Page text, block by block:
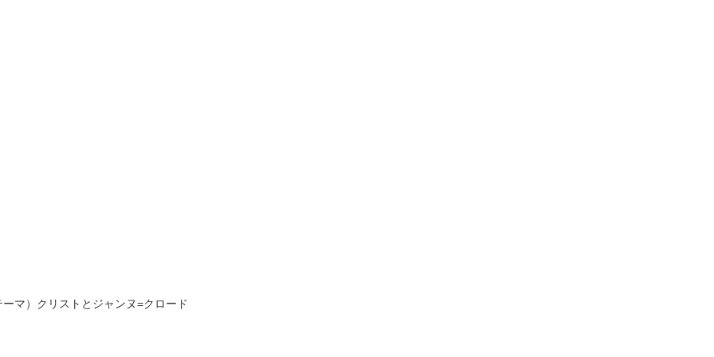
ーマ）クリストとジャンヌ=クロード